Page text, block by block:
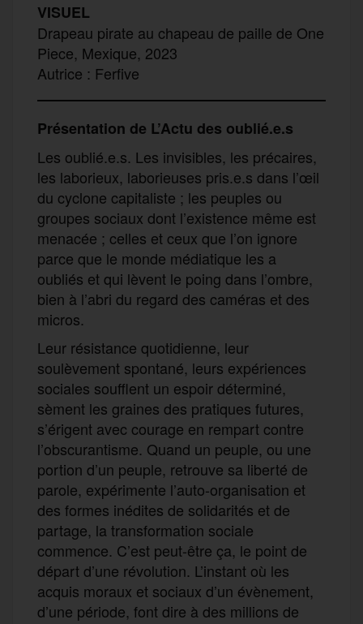
VISUEL
Drapeau pirate au chapeau de paille de One
Piece, Mexique, 2023
Autrice : Ferfive
Présentation de L’Actu des oublié.e.s
Les oublié.e.s. Les invisibles, les précaires,
les laborieux, laborieuses pris.e.s dans l’œil
du cyclone capitaliste ; les peuples ou
groupes sociaux dont l’existence même est
menacée ; celles et ceux que l’on ignore
parce que le monde médiatique les a
oubliés et qui lèvent le poing dans l’ombre,
bien à l’abri du regard des caméras et des
micros.
Leur résistance quotidienne, leur
soulèvement spontané, leurs expériences
sociales soufflent un espoir déterminé,
sèment les graines des pratiques futures,
s’érigent avec courage en rempart contre
l’obscurantisme. Quand un peuple, ou une
portion d’un peuple, retrouve sa liberté de
parole, expérimente l’auto-organisation et
des formes inédites de solidarités et de
partage, la transformation sociale
commence. C’est peut-être ça, le point de
départ d’une révolution. L’instant où les
acquis moraux et sociaux d’un évènement,
d’une période, font dire à des millions de